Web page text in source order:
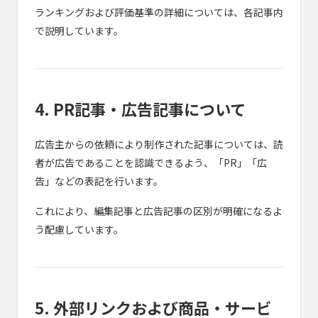
ランキングおよび評価基準の詳細については、各記事内
で説明しています。
4. PR記事・広告記事について
広告主からの依頼により制作された記事については、読
者が広告であることを認識できるよう、「PR」「広
告」などの表記を行います。
これにより、編集記事と広告記事の区別が明確になるよ
う配慮しています。
5. 外部リンクおよび商品・サービ